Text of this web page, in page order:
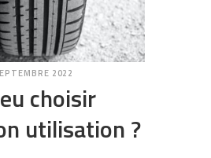
2022
choisir
utilisation ?